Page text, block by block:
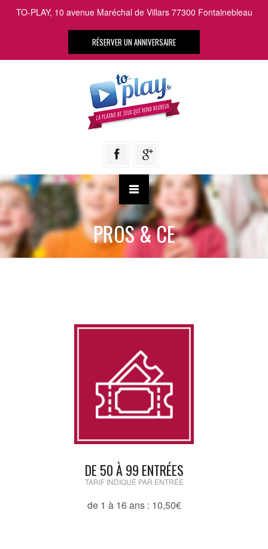
TO-PLAY, 10 avenue Maréchal de Villars 77300 Fontainebleau
RÉSERVER UN ANNIVERSAIRE
PROS & CE
DE 50 À 99 ENTRÉES
TARIF INDIQUÉ PAR ENTRÉE
de 1 à 16 ans : 10,50€